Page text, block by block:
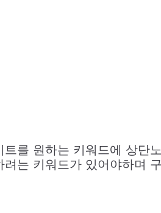
트를 원하는 키워드에 상단
려는 키워드가 있어야하며